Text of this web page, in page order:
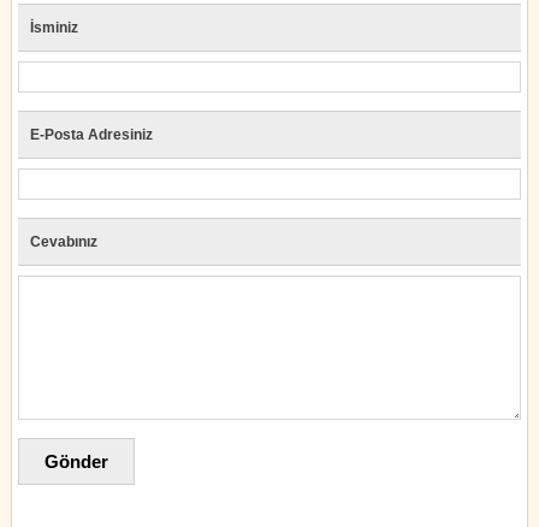
İsminiz
E-Posta Adresiniz
Cevabınız